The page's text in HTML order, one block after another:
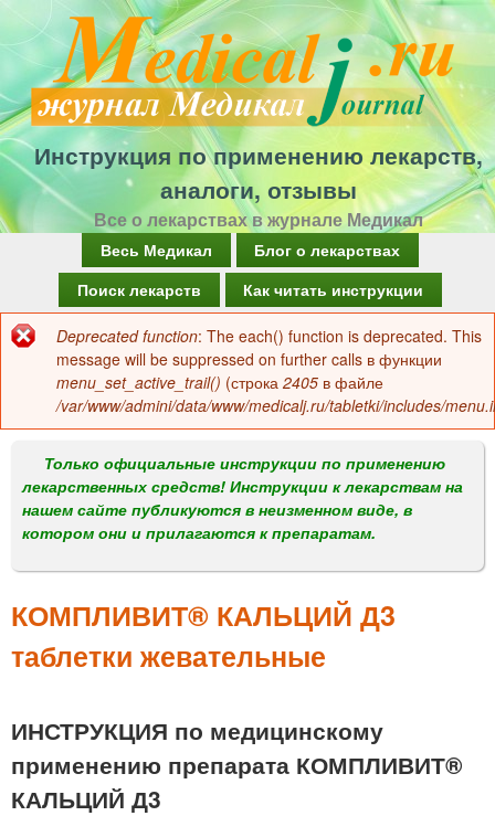
Перейти
к
основному
содержанию
Инструкция по применению лекарств,
аналоги, отзывы
Все о лекарствах в журнале Медикал
а
в
о
м
е
н
Весь Медикал
Блог о лекарствах
Поиск лекарств
Как читать инструкции
Сообщение
об
ошибке
Deprecated function: The each() function is deprecated. This
message will be suppressed on further calls в функции
menu_set_active_trail() (строка 2405 в файле
/var/www/admini/data/www/medicalj.ru/tabletki/includes/
Только официальные инструкции по применению
лекарственных средств! Инструкции к лекарствам на
нашем сайте публикуются в неизменном виде, в
котором они и прилагаются к препаратам.
КОМПЛИВИТ® КАЛЬЦИЙ Д3
таблетки жевательные
ИНСТРУКЦИЯ по медицинскому
применению препарата КОМПЛИВИТ®
КАЛЬЦИЙ Д3